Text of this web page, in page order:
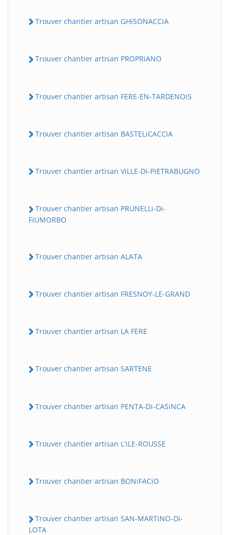
Trouver chantier artisan GHiSONACCiA
Trouver chantier artisan PROPRiANO
Trouver chantier artisan FERE-EN-TARDENOiS
Trouver chantier artisan BASTELiCACCiA
Trouver chantier artisan ViLLE-Di-PiETRABUGNO
Trouver chantier artisan PRUNELLi-Di-
FiUMORBO
Trouver chantier artisan ALATA
Trouver chantier artisan FRESNOY-LE-GRAND
Trouver chantier artisan LA FERE
Trouver chantier artisan SARTENE
Trouver chantier artisan PENTA-Di-CASiNCA
Trouver chantier artisan L'iLE-ROUSSE
Trouver chantier artisan BONiFACiO
Trouver chantier artisan SAN-MARTiNO-Di-
LOTA